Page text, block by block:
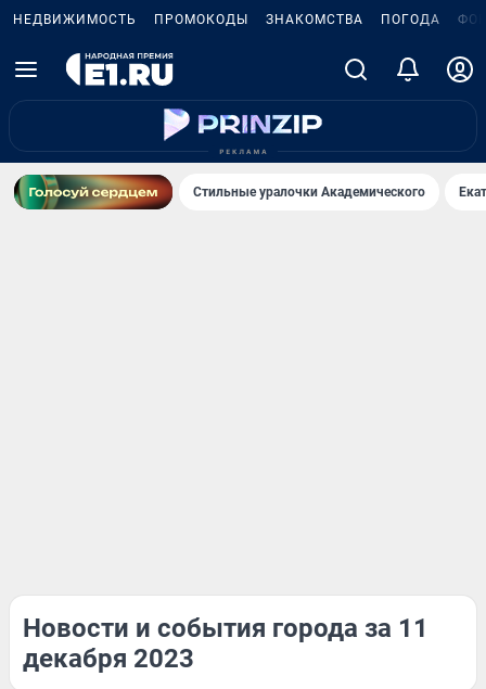
НЕДВИЖИМОСТЬ ПРОМОКОДЫ ЗНАКОМСТВА ПОГОДА
Стильные уралочки Академического
Новости и события города за 11
декабря 2023